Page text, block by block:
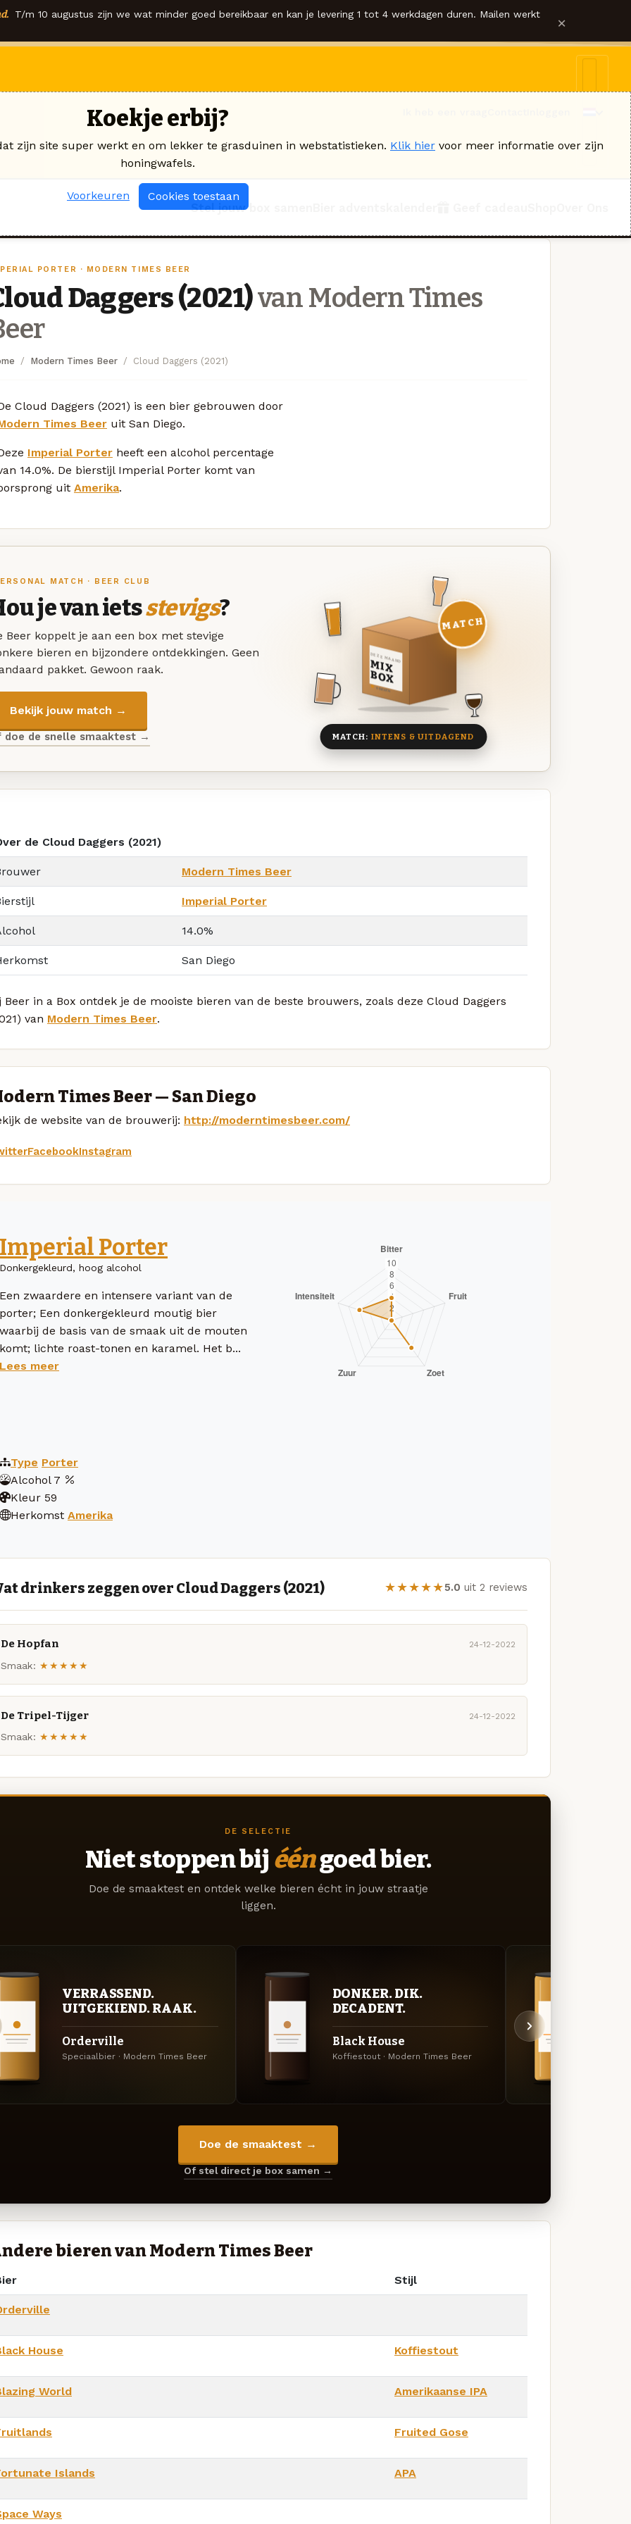
T/m 10 augustus zijn we wat minder goed bereikbaar en kan je levering 1 tot 4 werkdagen duren. Mailen werkt ×
Stel jouw box samen
PORTER · MODERN TIMES BEER
Daggers (2021)van Modern Times
Modern Times Beer Cloud Daggers (2021)
Cloud Daggers (2021) is een bier gebrouwen door
Times Beer uit San Diego.
Imperial Porter heeft een alcohol percentage
14.0%. De bierstijl Imperial Porter komt van
uit Amerika.
MATCH · BEER CLUB
je van ietsstevigs?
Beer koppelt je aan een box met stevige
bieren en bijzondere ontdekkingen. Geen
pakket. Gewoon raak.
Bekijk jouw match →
doe de snelle smaaktest →
DEZE MAAND
MIX
BOX
8 BIEREN
MATCH
MATCH: INTENS & UITDAGEND
de Cloud Daggers (2021)
Modern Times Beer
Imperial Porter
14.0%
San Diego
Beer in a Box ontdek je de mooiste bieren van de beste brouwers, zoals deze Cloud Daggers
van Modern Times Beer.
Times Beer — San Diego
de website van de brouwerij: http://moderntimesbeer.com/
FacebookInstagram
Imperial Porter
Donkergekleurd, hoog alcohol
Een zwaardere en intensere variant van de
porter; Een donkergekleurd moutig bier
waarbij de basis van de smaak uit de mouten
komt; lichte roast-tonen en karamel. Het b...
Lees meer
Type Porter
Alcohol 7
Kleur 59
Herkomst Amerika
drinkers zeggen over Cloud Daggers (2021) ★★★★★5.0 uit 2 reviews
De Hopfan 24-12-2022
Smaak: ★★★★★
De Tripel-Tijger 24-12-2022
Smaak: ★★★★★
DE SELECTIE
Niet stoppen bij ééngoed bier.
Doe de smaaktest en ontdek welke bieren écht in jouw straatje
liggen.
VERRASSEND.
UITGEKIEND. RAAK.
Orderville
Speciaalbier · Modern Times Beer
DONKER. DIK.
DECADENT.
Black House
Koffiestout · Modern Times Beer
Doe de smaaktest →
Of stel direct je box samen →
bieren van Modern Times Beer
Stijl
House Koffiestout
World Amerikaanse IPA
Fruited Gose
Islands APA
Ways
Koekje erbij?
zijn site super werkt en om lekker te grasduinen in webstatistieken. Klik hier voor meer informatie over zijn
honingwafels.
Voorkeuren Cookies toestaan